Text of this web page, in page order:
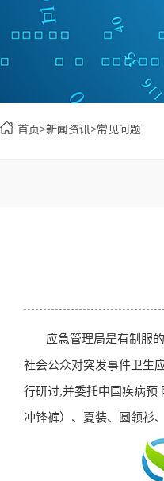
首页>新闻资讯>常见问题
应急管理局是有制服的
社会公众对突发事件卫生
行研讨,并委托中国疾病预
冲锋裤）、夏装、圆领衫